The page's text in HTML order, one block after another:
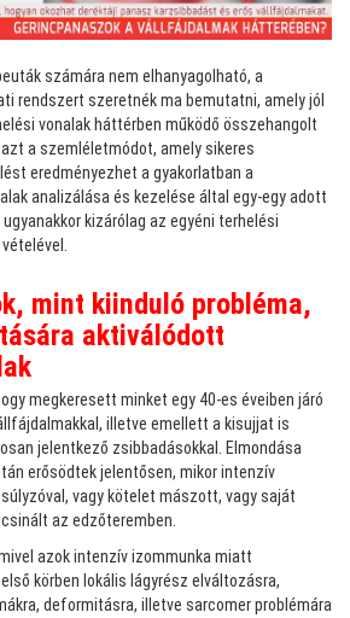
számára nem elhanyagolható, a
rendszert szeretnék ma bemutatni, amely jól
vonalak háttérben működő összehangolt
a szemléletmódot, amely sikeres
eredményezhet a gyakorlatban a
analizálása és kezelése által egy-egy adott
kizárólag az egyéni terhelési
mint kiinduló probléma,
aktiválódott
megkeresett minket egy 40-es éveiben járó
illetve emellett a kisujjat is
jelentkező zsibbadásokkal. Elmondása
erősödtek jelentősen, mikor intenzív
vagy kötelet mászott, vagy saját
az edzőteremben.
azok intenzív izommunka miatt
körben lokális lágyrész elváltozásra,
deformitásra, illetve sarcomer problémára